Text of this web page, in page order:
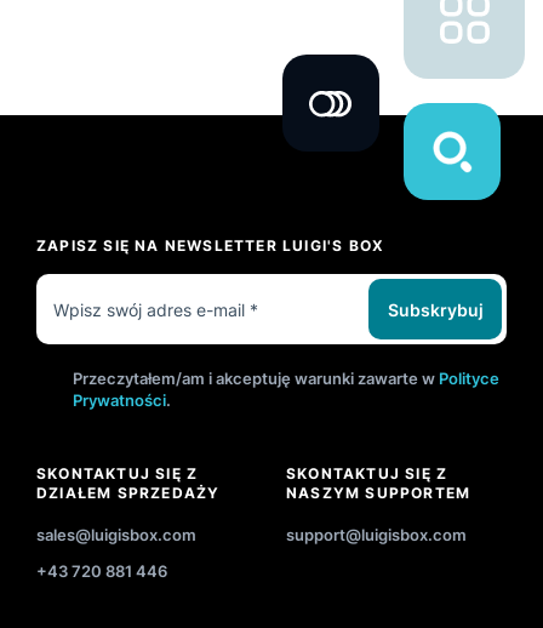
ZAPISZ SIĘ NA NEWSLETTER LUIGI'S BOX
Subskrybuj
Przeczytałem/am i akceptuję warunki zawarte w Polityce
Prywatności.
SKONTAKTUJ SIĘ Z
DZIAŁEM SPRZEDAŻY
sales@luigisbox.com
+43 720 881 446
SKONTAKTUJ SIĘ Z
NASZYM SUPPORTEM
support@luigisbox.com